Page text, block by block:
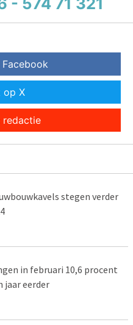
op X
redactie
stegen verder
in februari 10,6 procent
jaar eerder